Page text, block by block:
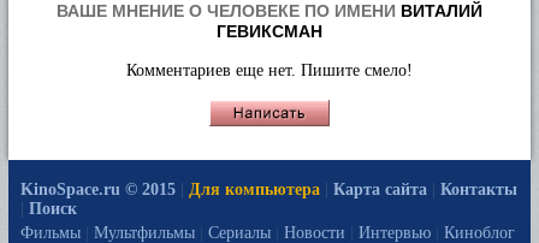
ВАШЕ МНЕНИЕ О ЧЕЛОВЕКЕ ПО ИМЕНИ ВИТАЛИЙ
ГЕВИКСМАН
Комментариев еще нет. Пишите смело!
KinoSpace.ru © 2015 Для компьютера Карта сайта
Контакты
Поиск
Фильмы
Мультфильмы Сериалы Новости Интервью Киноблог